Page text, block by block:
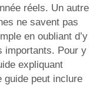
réels. Un autre
ne savent pas
en oubliant d’y
importants. Pour y
expliquant
guide peut inclure